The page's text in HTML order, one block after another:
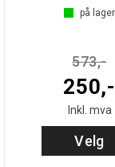
på lager
573,-
250,-
Inkl. mva
Velg